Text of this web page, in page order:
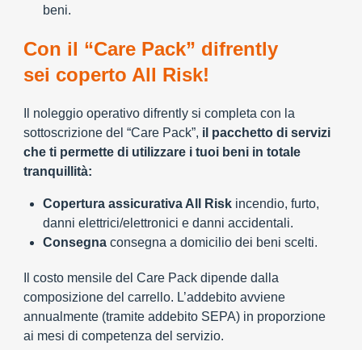
beni.
Con il “Care Pack” difrently
sei coperto All Risk!
Il noleggio operativo difrently si completa con la
sottoscrizione del “Care Pack”, il pacchetto di servizi
che ti permette di utilizzare i tuoi beni in totale
tranquillità:
Copertura assicurativa All Risk incendio, furto,
danni elettrici/elettronici e danni accidentali.
Consegna consegna a domicilio dei beni scelti.
Il costo mensile del Care Pack dipende dalla
composizione del carrello. L’addebito avviene
annualmente (tramite addebito SEPA) in proporzione
ai mesi di competenza del servizio.